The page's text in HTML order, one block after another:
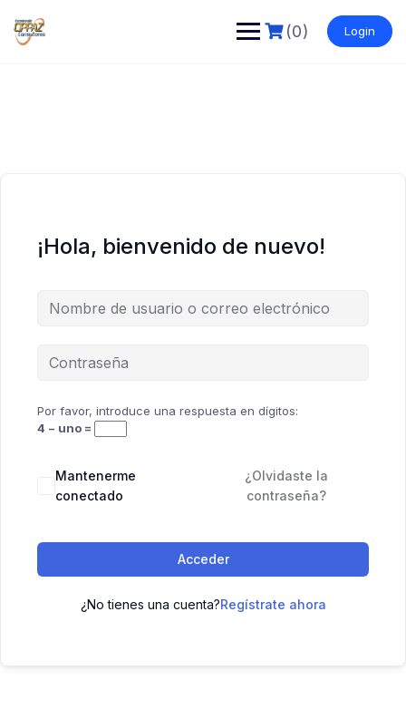
contenido
(0) Login
¡Hola, bienvenido de nuevo!
Por favor, introduce una respuesta en dígitos:
4 − uno =
Mantenerme
conectado
¿Olvidaste la
contraseña?
Acceder
¿No tienes una cuenta?Regístrate ahora